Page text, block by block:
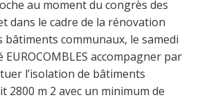
au moment du congrès des
dans le cadre de la rénovation
bâtiments communaux, le samedi
EUROCOMBLES accompagner par
l’isolation de bâtiments
2800 m 2 avec un minimum de